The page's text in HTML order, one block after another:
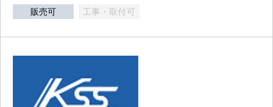
販売可 工事・取付可